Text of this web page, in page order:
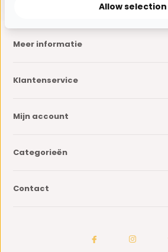
Meer informatie
Klantenservice
Mijn account
Categorieën
Contact
Allow selection